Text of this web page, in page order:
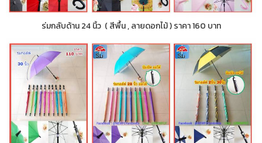
ร่มกลับด้าน 24 นิ้ว ( สีพื้น , ลายดอกไม้ ) ราคา 160 บาท